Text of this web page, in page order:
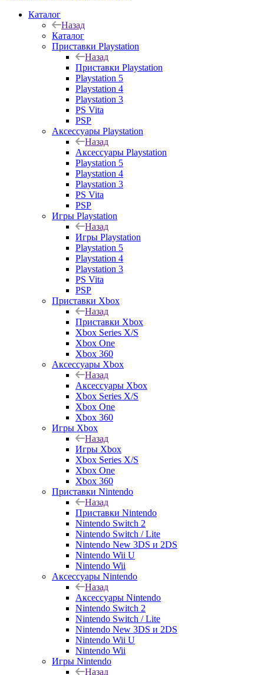
Каталог
Назад
Каталог
Приставки Playstation
Назад
Приставки Playstation
Playstation 5
Playstation 4
Playstation 3
PS Vita
PSP
Аксессуары Playstation
Назад
Аксессуары Playstation
Playstation 5
Playstation 4
Playstation 3
PS Vita
PSP
Игры Playstation
Назад
Игры Playstation
Playstation 5
Playstation 4
Playstation 3
PS Vita
PSP
Приставки Xbox
Назад
Приставки Xbox
Xbox Series X/S
Xbox One
Xbox 360
Аксессуары Xbox
Назад
Аксессуары Xbox
Xbox Series X/S
Xbox One
Xbox 360
Игры Xbox
Назад
Игры Xbox
Xbox Series X/S
Xbox One
Xbox 360
Приставки Nintendo
Назад
Приставки Nintendo
Nintendo Switch 2
Nintendo Switch / Lite
Nintendo New 3DS и 2DS
Nintendo Wii U
Nintendo Wii
Аксессуары Nintendo
Назад
Аксессуары Nintendo
Nintendo Switch 2
Nintendo Switch / Lite
Nintendo New 3DS и 2DS
Nintendo Wii U
Nintendo Wii
Игры Nintendo
Назад